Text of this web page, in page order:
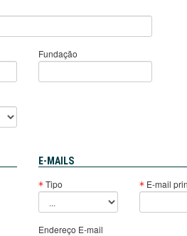
Fundação
E-MAILS
Tipo E-mail
Endereço E-mail